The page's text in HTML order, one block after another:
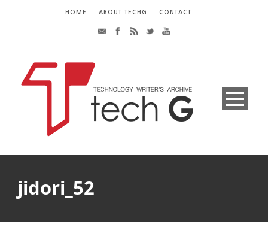
HOME ABOUT TECHG CONTACT
jidori_52